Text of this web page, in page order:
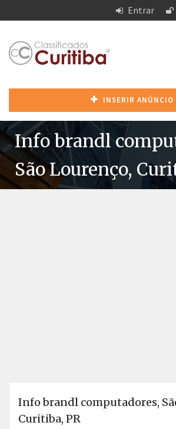
Entrar
INSERIR ANÚNCIO
Info brandl
São Lourenço,
Info brandl computadores,
Curitiba, PR